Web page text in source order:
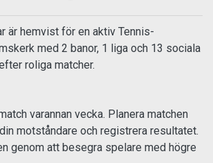
är hemvist för en aktiv Tennis-
med 2 banor, 1 liga och 13 sociala
roliga matcher.
varannan vecka. Planera matchen
motståndare och registrera resultatet.
genom att besegra spelare med högre